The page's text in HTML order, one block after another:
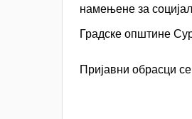
намењене за
Градске општине
Пријавни обрасци